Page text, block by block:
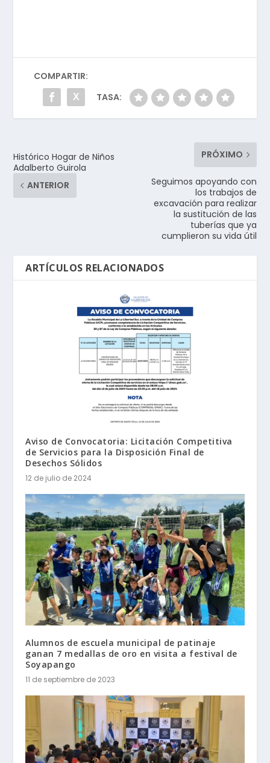
COMPARTIR:
TASA:
Histórico Hogar de Niños
Adalberto Guirola
ANTERIOR
PRÓXIMO
Seguimos apoyando con
los trabajos de
excavación para realizar
la sustitución de las
tuberías que ya
cumplieron su vida útil
ARTÍCULOS RELACIONADOS
Aviso de Convocatoria: Licitación Competitiva
de Servicios para la Disposición Final de
Desechos Sólidos
12 de julio de 2024
Alumnos de escuela municipal de patinaje
ganan 7 medallas de oro en visita a festival de
Soyapango
11 de septiembre de 2023